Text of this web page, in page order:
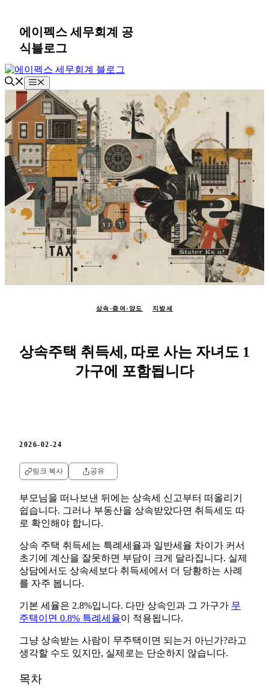
너
뛰
에이펙스 세무회계 공
식블로그
메
뉴
상속·증여·양도 지방세
상속주택 취득세, 따로 사는 자녀도 1
가구에 포함됩니다
2026-02-24
링크 복사 공유
부모님을 떠나보낸 뒤에는 상속세 신고부터 떠올리기
쉽습니다. 그러나 부동산을 상속받았다면 취득세도 따
로 확인해야 합니다.
상속 주택 취득세는 특례세율과 일반세율 차이가 커서
초기에 계산을 잘못하면 부담이 크게 달라집니다. 실제
상담에서도 상속세보다 취득세에서 더 당황하는 사례
를 자주 봅니다.
기본 세율은 2.8%입니다. 다만 상속인과 그 가구가 무
주택이면 0.8% 특례세율이 적용됩니다.
그냥 상속받는 사람이 무주택이면 되는거 아닌가?라고
생각할 수도 있지만, 실제로는 단순하지 않습니다.
목차